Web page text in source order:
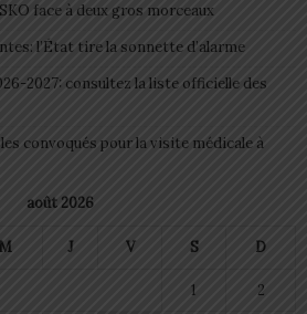
face à deux gros morceaux
l’État tire la sonnette d’alarme
2027: consultez la liste officielle des
convoqués pour la visite médicale à
août 2026
J V S D
1 2